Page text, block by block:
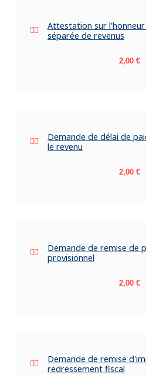
Attestation sur
séparée de revenus
Prix
2,00 €
Demande de délai de
le revenu
Prix
2,00 €
Demande de remise de
provisionnel
Prix
2,00 €
Demande de remise
redressement fiscal